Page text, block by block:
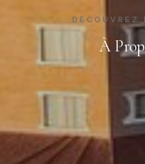
DÉCOUVREZ
À